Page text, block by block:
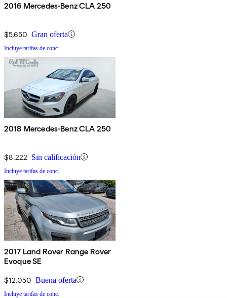
2016 Mercedes-Benz CLA 250
$5,650 Gran oferta
Incluye tarifas de conc.
2018 Mercedes-Benz CLA 250
$8,222 Sin calificación
Incluye tarifas de conc.
2017 Land Rover Range Rover
Evoque SE
$12,050 Buena oferta
Incluye tarifas de conc.